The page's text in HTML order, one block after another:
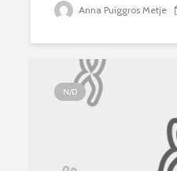
Anna Puiggros Metje
N/D